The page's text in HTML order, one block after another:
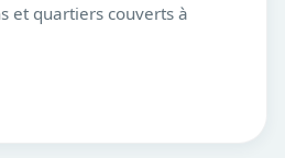
et quartiers couverts à